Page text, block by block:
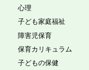
心理
子ども家庭福祉
障害児保育
保育カリキュラム
子どもの保健